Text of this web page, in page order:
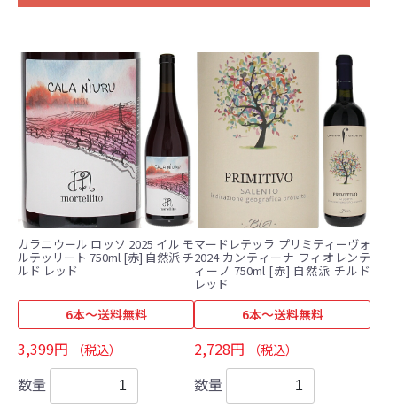
カラニウール ロッソ 2025 イル モ
ルテッリート 750ml [赤] 自然派 チ
ルド レッド
6本～送料無料
3,399円 （税込）
数量
マードレテッラ プリミティーヴォ
2024 カンティーナ フィオレンテ
ィーノ 750ml [赤] 自然派 チルド
レッド
6本～送料無料
2,728円 （税込）
数量